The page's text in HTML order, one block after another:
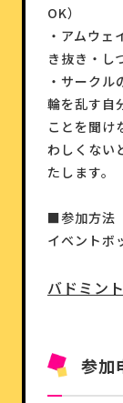
OK）
・アムウェ
き抜き・し
・サークル
輪を乱す自
ことを聞け
わしくない
たします。
■参加方法
イベントボ
バドミン
参加